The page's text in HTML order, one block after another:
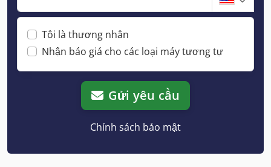
Tôi là thương nhân
Nhận báo giá cho các loại máy tương tự
Gửi yêu cầu
Chính sách bảo mật